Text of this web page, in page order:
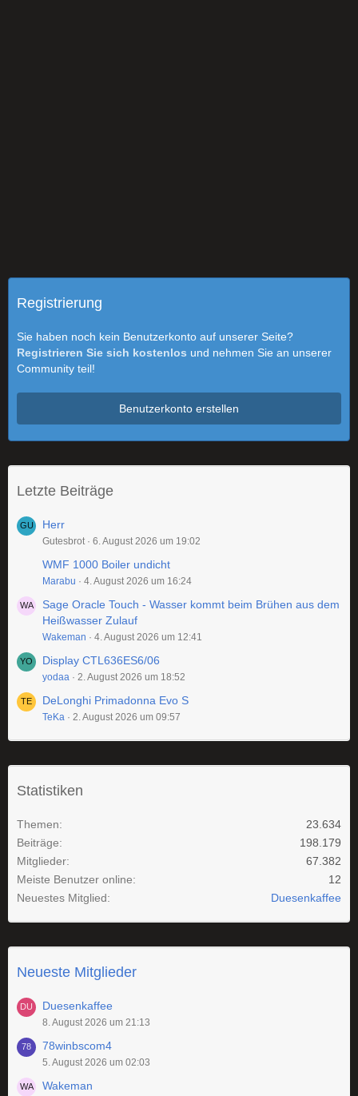
Registrierung
Sie haben noch kein Benutzerkonto auf unserer Seite?
Registrieren Sie sich kostenlos und nehmen Sie an unserer
Community teil!
Benutzerkonto erstellen
Letzte Beiträge
Herr
Gutesbrot 6. August 2026 um 19:02
WMF 1000 Boiler undicht
Marabu 4. August 2026 um 16:24
Sage Oracle Touch - Wasser kommt beim Brühen aus dem
Heißwasser Zulauf
Wakeman 4. August 2026 um 12:41
Display CTL636ES6/06
yodaa 2. August 2026 um 18:52
DeLonghi Primadonna Evo S
TeKa 2. August 2026 um 09:57
Statistiken
Themen
23.634
Beiträge
198.179
Mitglieder
67.382
Meiste Benutzer online
12
Neuestes Mitglied
Duesenkaffee
Neueste Mitglieder
Duesenkaffee
8. August 2026 um 21:13
78winbscom4
5. August 2026 um 02:03
Wakeman